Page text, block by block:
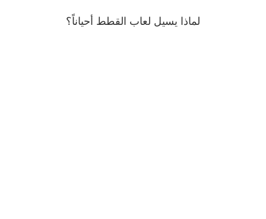
لماذا يسيل لعاب القطط أحياناً؟